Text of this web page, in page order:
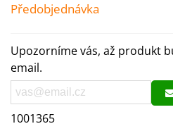
Předobjednávka
Upozorníme vás, až produkt
email.
1001365